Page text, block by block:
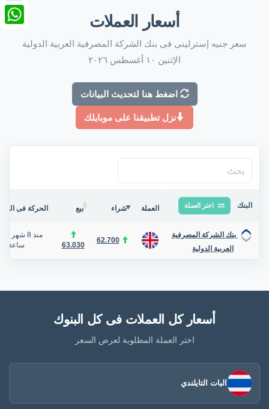
أسعار العملات
سعر جنيه إسترلينى فى بنك الشركة المصرفية العربية الدولية
الإثنين ١٠ أغسطس ٢٠٢٦
اضغط هنا لتحديث البيانات
نزل تطبيقنا على موبايلك
البنك اختر العملة العملة شراء بيع الحركة فى
بنك الشركة المصرفية
العربية الدولية
62.700
63.030
منذ 8 شهر
/
ساعة
أسعار كل العملات فى كل البنوك
اختر العملة المطلوبة لعرض السعر
البات التايلندي